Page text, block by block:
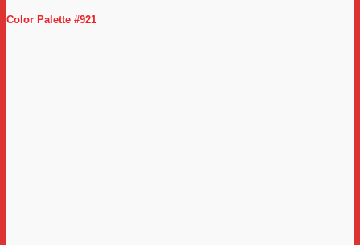
Color Palette #921